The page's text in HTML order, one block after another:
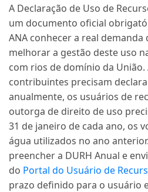
A Declaração de Uso de
um documento oficial
ANA conhecer a real demanda
melhorar a gestão deste uso
com rios de domínio da União
contribuintes precisam
anualmente, os usuários de
outorga de direito de uso
31 de janeiro de cada ano, os
água utilizados no ano
preencher a DURH Anual e
do Portal do Usuário de
prazo definido para o usuário